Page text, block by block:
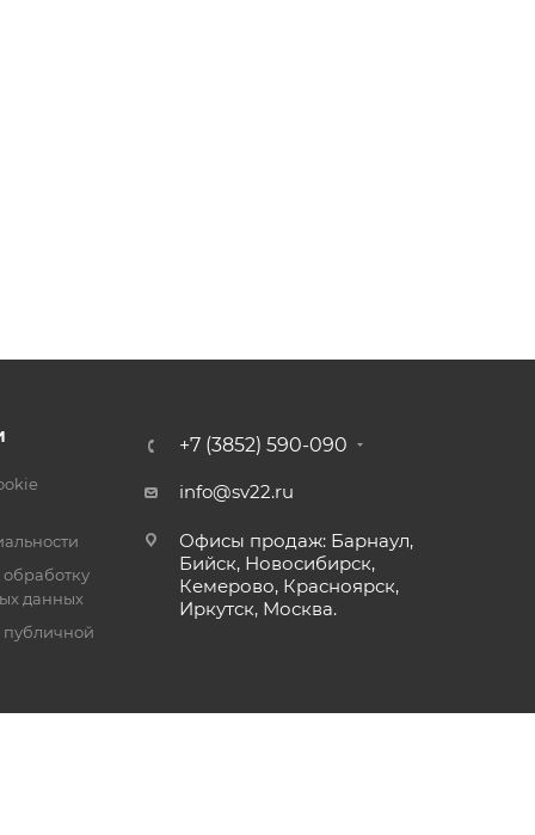
данных
публичной
+7 (3852) 590-090
info@sv22.ru
Офисы продаж: Барнаул,
Бийск, Новосибирск,
Кемерово, Красноярск,
Иркутск, Москва.